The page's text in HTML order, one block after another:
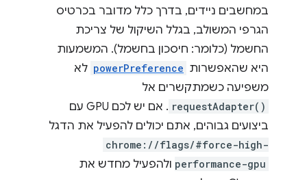
במחשבים ניידים, בדרך כלל מדובר בכרטיס
הגרפי המשולב, בגלל השיקול של צריכת
החשמל (כלומר: חיסכון בחשמל). המשמעות
היא שהאפשרות powerPreference לא
משפיעה כשמתקשרים אל
requestAdapter()
. אם יש לכם GPU עם
ביצועים גבוהים, אתם יכולים להפעיל את הדגל
chrome://flags/#force-high-
performance-gpu ולהפעיל מחדש את